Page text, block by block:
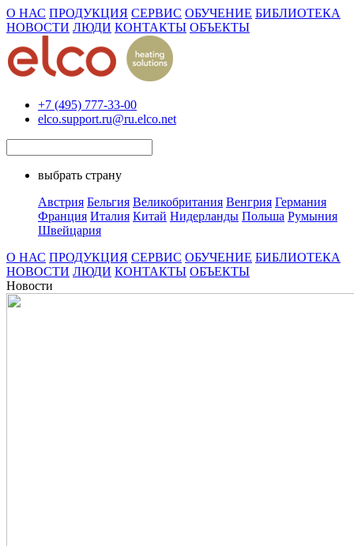
О НАС ПРОДУКЦИЯ СЕРВИС ОБУЧЕНИЕ БИБЛИОТЕКА
НОВОСТИ ЛЮДИ КОНТАКТЫ ОБЪЕКТЫ
+7 (495) 777-33-00
elco.support.ru@ru.elco.net
выбрать страну
Австрия Бельгия Великобритания Венгрия Германия
Франция Италия Китай Нидерланды Польша Румыния
Швейцария
О НАС ПРОДУКЦИЯ СЕРВИС ОБУЧЕНИЕ БИБЛИОТЕКА
НОВОСТИ ЛЮДИ КОНТАКТЫ ОБЪЕКТЫ
Новости